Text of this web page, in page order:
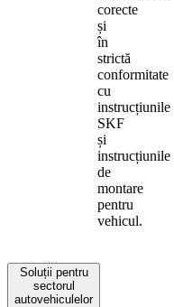
corecte
și
în
strictă
conformitate
cu
instrucțiunile
SKF
și
instrucțiunile
de
montare
pentru
vehicul.
Soluții pentru
sectorul
autovehiculelor